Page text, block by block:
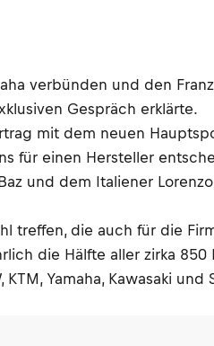
verbünden und den
Gespräch erklärte.
mit dem neuen
für einen Hersteller
und dem Italiener
treffen, die auch für die
die Hälfte aller zirka
Yamaha, Kawasaki